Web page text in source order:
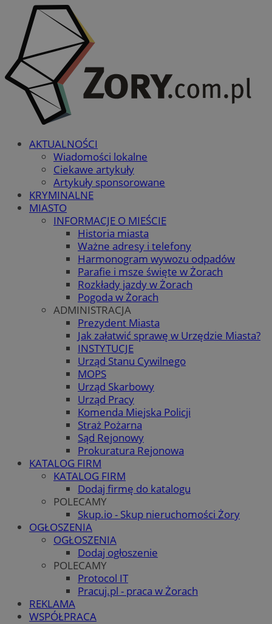
AKTUALNOŚCI
Wiadomości lokalne
Ciekawe artykuły
Artykuły sponsorowane
KRYMINALNE
MIASTO
INFORMACJE O MIEŚCIE
Historia miasta
Ważne adresy i telefony
Harmonogram wywozu odpadów
Parafie i msze święte w Żorach
Rozkłady jazdy w Żorach
Pogoda w Żorach
ADMINISTRACJA
Prezydent Miasta
Jak załatwić sprawę w Urzędzie Miasta?
INSTYTUCJE
Urząd Stanu Cywilnego
MOPS
Urząd Skarbowy
Urząd Pracy
Komenda Miejska Policji
Straż Pożarna
Sąd Rejonowy
Prokuratura Rejonowa
KATALOG FIRM
KATALOG FIRM
Dodaj firmę do katalogu
POLECAMY
Skup.io - Skup nieruchomości Żory
OGŁOSZENIA
OGŁOSZENIA
Dodaj ogłoszenie
POLECAMY
Protocol IT
Pracuj.pl - praca w Żorach
REKLAMA
WSPÓŁPRACA